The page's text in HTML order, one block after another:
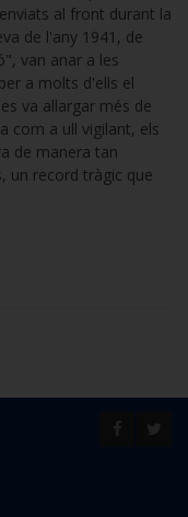
al front durant la
de l'any 1941, de
van anar a les
a molts d'ells el
va allargar més de
com a ull vigilant, els
de manera tan
un record tràgic que